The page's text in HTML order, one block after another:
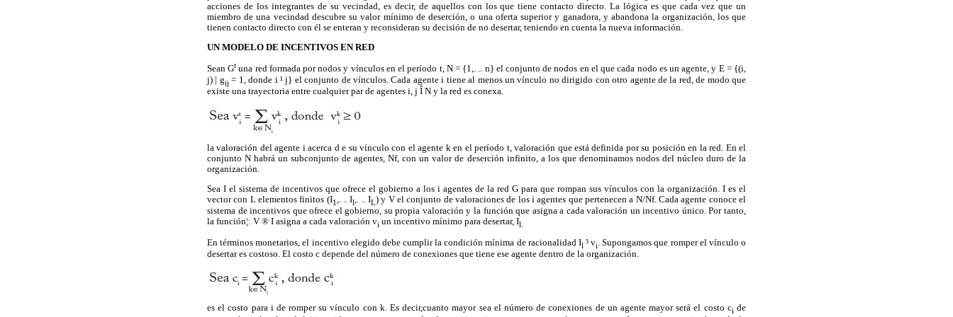
acciones de los integrantes de su vecindad, es decir, de aquellos con los que tiene contacto directo. La lógica es que cada vez que un
miembro de una vecindad descubre su valor mínimo de deserción, o una oferta superior y ganadora, y abandona la organización, los que
tienen contacto directo con él se enteran y reconsideran su decisión de no desertar, teniendo en cuenta la nueva información.
UN MODELO DE INCENTIVOS EN RED
Sean Gt una red formada por nodos y vínculos en el período t, N = {1,. .. n} el conjunto de nodos en el que cada nodo es un agente, y E = {(i,
j) | gij = 1, donde i ¹j} el conjunto de vínculos. Cada agente i tiene al menos un vínculo no dirigido con otro agente de la red, de modo que
existe una trayectoria entre cualquier par de agentes i, j Î N y la red es conexa.
la valoración del agente i acerca d e su vínculo con el agente k en el período t, valoración que está definida por su posición en la red. En el
conjunto N habrá un subconjunto de agentes, Nf, con un valor de deserción infinito, a los que denominamos nodos del núcleo duro de la
organización.
Sea I el sistema de incentivos que ofrece el gobierno a los i agentes de la red G para que rompan sus vínculos con la organización. I es el
vector con L elementos finitos (I1 ,. .. Il,. .. IL) y V el conjunto de valoraciones de los i agentes que pertenecen a N/Nf. Cada agente conoce el
sistema de incentivos que ofrece el gobierno, su propia valoración y la función que asigna a cada valoración un incentivo único. Por tanto,
la función¦: V ® I asigna a cada valoración vi un incentivo mínimo para desertar, Il.
En términos monetarios, el incentivo elegido debe cumplir la condición mínima de racionalidad Il ³ vi
. Supongamos que romper el vínculo o
desertar es costoso. El costo c depende del número de conexiones que tiene ese agente dentro de la organización.
es el costo para i de romper su vínculo con k. Es decir,cuanto mayor sea el número de conexiones de un agente mayor será el costo ci de